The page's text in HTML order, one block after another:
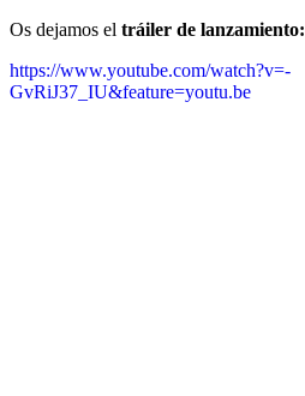
Os dejamos el tráiler de lanzamiento:
https://www.youtube.com/watch?v=-
GvRiJ37_IU&feature=youtu.be